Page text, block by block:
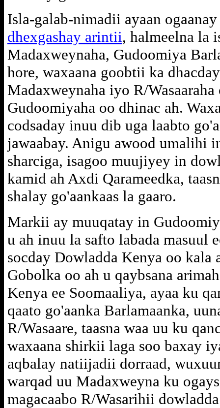
Isla-galab-nimadii ayaan
dhexgashay arintii, halmeelna la
Madaxweynaha, Gudoomiya
hore, waxaana goobtii ka
Madaxweynaha iyo R/
Gudoomiyaha oo dhinac ah.
codsaday inuu dib uga laabto
jawaabay. Anigu awood umalihi
sharciga, isagoo muujiyey in
kamid ah Axdi Qarameedka,
shalay go'aankaas la gaaro.
Markii ay muuqatay in
u ah inuu la safto labada masuul
socday Dowladda Kenya oo kala
Gobolka oo ah u qaybsana
Kenya ee Soomaaliya, ayaa ku
qaato go'aanka Barlamaanka,
R/Wasaare, taasna waa uu ku
waxaana shirkii laga soo baxay
aqbalay natiijadii dorraad,
warqad uu Madaxweyna ku
magacaabo R/Wasarihii